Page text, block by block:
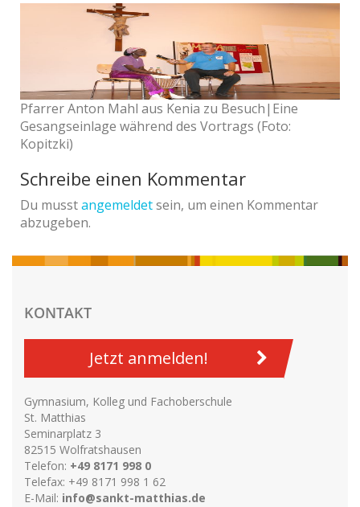
Pfarrer Anton Mahl aus Kenia zu Besuch|Eine
Gesangseinlage während des Vortrags (Foto:
Kopitzki)
Schreibe einen Kommentar
Du musstangemeldetsein, um einen Kommentar
abzugeben.
KONTAKT
Jetzt anmelden!
Gymnasium, Kolleg und Fachoberschule
St. Matthias
Seminarplatz 3
82515 Wolfratshausen
Telefon: +49 8171 998 0
Telefax: +49 8171 998 1 62
E-Mail: info@sankt-matthias.de